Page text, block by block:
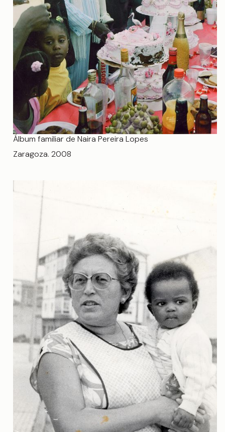
Álbum familiar de Naira Pereira Lopes
Zaragoza. 2008